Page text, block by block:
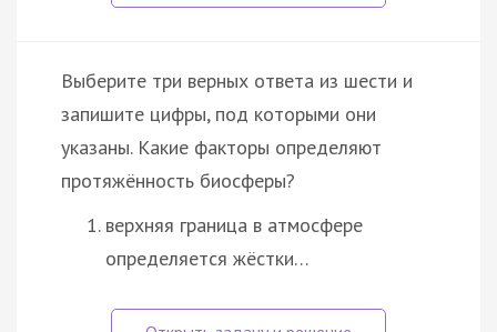
Выберите три верных ответа из шести и
запишите цифры, под которыми они
указаны. Какие факторы определяют
протяжённость биосферы?
верхняя граница в атмосфере
определяется жёстки…